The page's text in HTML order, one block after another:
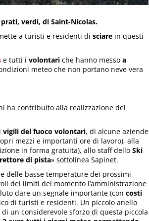
verdi, di Saint-Nicolas.
a turisti e residenti di sciare in questi
e tutti i volontari che hanno messo a
meteo che non portano neve vera
ha contribuito alla realizzazione del
vigili del fuoco volontari, di alcune aziende
mezzi e importanti ore di lavoro), alla
in forma gratuita), allo staff dello Ski
di pista» sottolinea Sapinet.
delle basse temperature dei prossimi
dei limiti del momento l’amministrazione
dare un segnale importante (con costi
di turisti e residenti. Un piccolo anello
un considerevole sforzo di questa piccola